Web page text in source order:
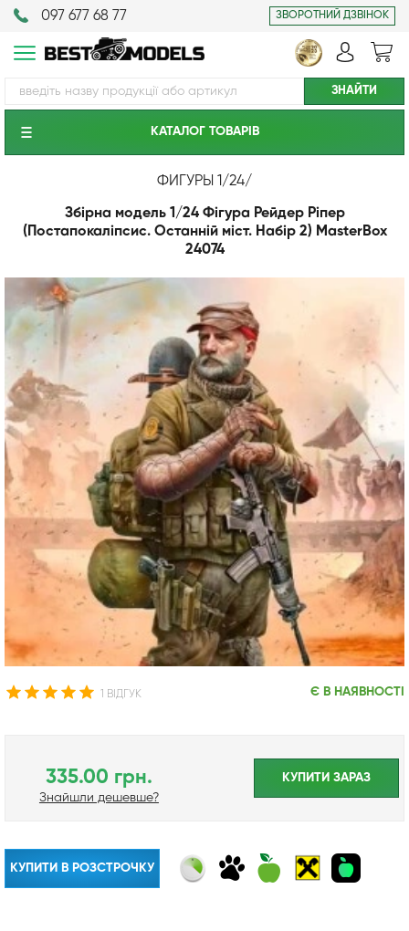
097 677 68 77 ЗВОРОТНИЙ ДЗВІНОК
КАТАЛОГ ТОВАРIВ
ФИГУРЫ 1/24/
Збірна модель 1/24 Фігура Рейдер Ріпер
(Постапокаліпсис. Останній міст. Набір 2) MasterBox
24074
1 ВІДГУК Є В НАЯВНОСТІ
335.00 грн.
Знайшли дешевше?
КУПИТИ ЗАРАЗ
КУПИТИ В РОЗСТРОЧКУ